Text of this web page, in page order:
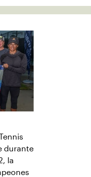
durante
la